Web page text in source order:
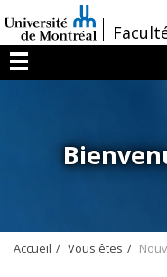
au
contenu
/
Menu
Accueil Vous êtes